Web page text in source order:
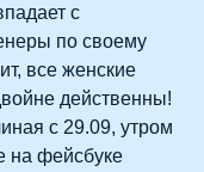
с
по своему
все женские
действенны!
с 29.09, утром
на фейсбуке